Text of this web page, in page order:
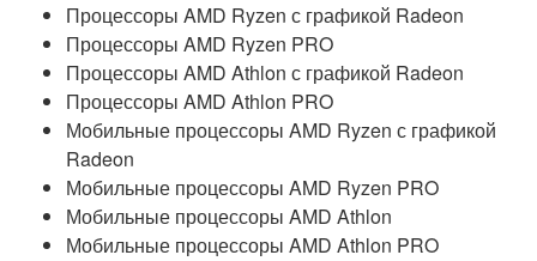
Процессоры AMD Ryzen с графикой Radeon
Процессоры AMD Ryzen PRO
Процессоры AMD Athlon с графикой Radeon
Процессоры AMD Athlon PRO
Мобильные процессоры AMD Ryzen с графикой
Radeon
Мобильные процессоры AMD Ryzen PRO
Мобильные процессоры AMD Athlon
Мобильные процессоры AMD Athlon PRO